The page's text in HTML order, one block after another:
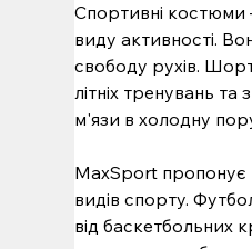
Спортивні костюми
виду активності.
свободу рухів.
літніх тренувань
м'язи в холодну
MaxSport пропонує
видів спорту.
від баскетбольних